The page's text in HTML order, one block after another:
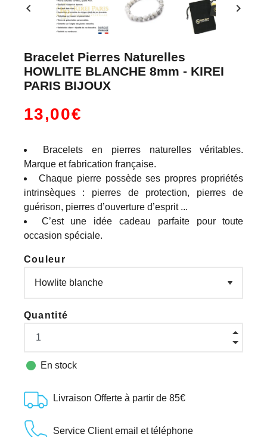
chevron_left chevron_right
Bracelet Pierres Naturelles
HOWLITE BLANCHE 8mm - KIREI
PARIS BIJOUX
13,00€
Bracelets en pierres naturelles véritables.
Marque et fabrication française.
Chaque pierre possède ses propres propriétés
intrinsèques : pierres de protection, pierres de
guérison, pierres d’ouverture d’esprit ...
C’est une idée cadeau parfaite pour toute
occasion spéciale.
Couleur
Quantité
 En stock
Livraison Offerte à partir de 85€
Service Client email et téléphone